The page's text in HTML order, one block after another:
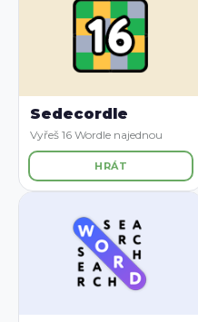
Sedecordle
Vyřeš 16 Wordle najednou
HRÁT